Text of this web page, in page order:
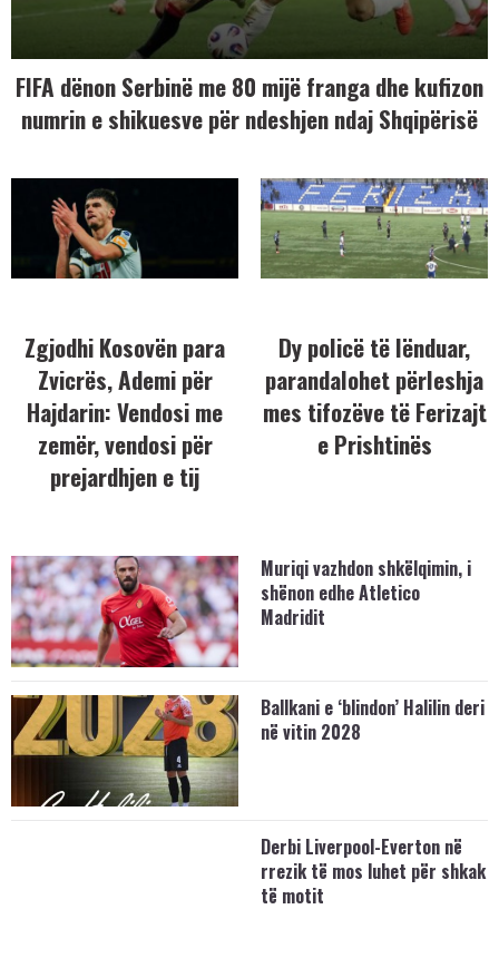
FIFA dënon Serbinë me 80 mijë franga dhe kufizon
numrin e shikuesve për ndeshjen ndaj Shqipërisë
Zgjodhi Kosovën para
Zvicrës, Ademi për
Hajdarin: Vendosi me
zemër, vendosi për
prejardhjen e tij
Dy policë të lënduar,
parandalohet përleshja
mes tifozëve të Ferizajt
e Prishtinës
Muriqi vazhdon shkëlqimin, i
shënon edhe Atletico
Madridit
Ballkani e ‘blindon’ Halilin deri
në vitin 2028
Derbi Liverpool-Everton në
rrezik të mos luhet për shkak
të motit